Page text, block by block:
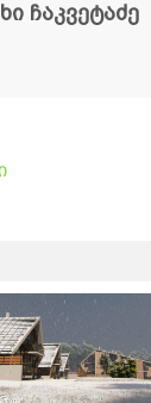
ჩაკვეტაძე